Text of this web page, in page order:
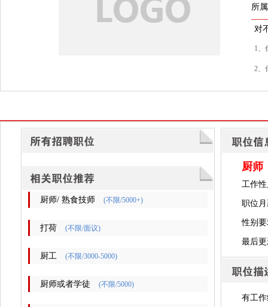
所
对
1、
2、
厨师/ 熟食技师 (不限/5000+)
打荷 (不限/面议)
厨工 (不限/3000-5000)
厨师或者学徒 (不限/5000)
厨师
工作
职位月
性别
最后
有工